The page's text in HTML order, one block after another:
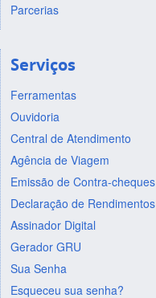
Parcerias
Serviços
Ferramentas
Ouvidoria
Central de Atendimento
Agência de Viagem
Emissão de Contra-cheques
Declaração de Rendimentos
Assinador Digital
Gerador GRU
Sua Senha
Esqueceu sua senha?